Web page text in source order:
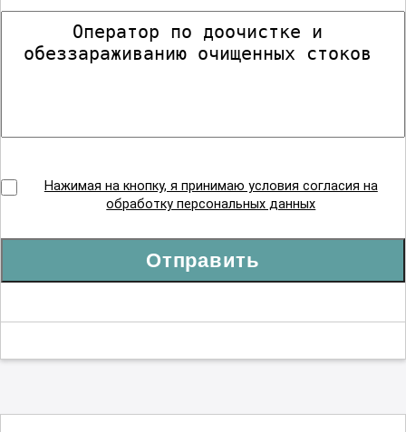
Нажимая на кнопку, я принимаю условия согласия на
обработку персональных данных
Отправить